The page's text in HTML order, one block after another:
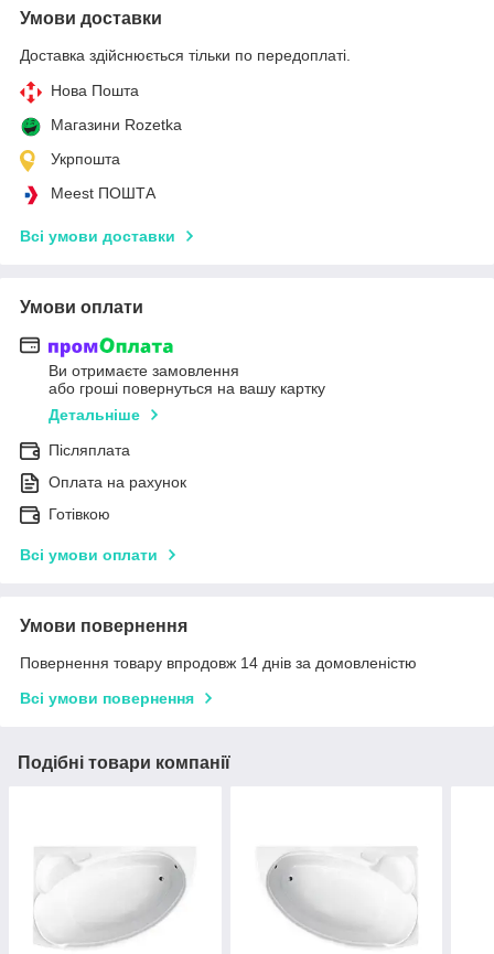
Умови доставки
Доставка здійснюється тільки по передоплаті.
Нова Пошта
Магазини Rozetka
Укрпошта
Meest ПОШТА
Всі умови доставки
Умови оплати
Ви отримаєте замовлення
або гроші повернуться на вашу картку
Детальніше
Післяплата
Оплата на рахунок
Готівкою
Всі умови оплати
Умови повернення
Повернення товару впродовж 14 днів за домовленістю
Всі умови повернення
Подібні товари компанії